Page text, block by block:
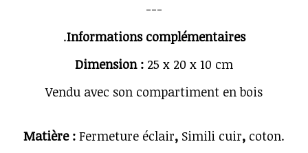
---
.Informations complémentaires
Dimension : 25 x 20 x 10 cm
Vendu avec son compartiment en bois
Matière : Fermeture éclair, Simili cuir, coton.